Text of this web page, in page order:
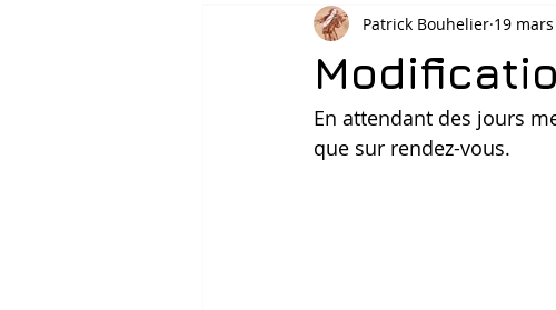
Patrick Bouhelier 19
En attendant des jours
que sur rendez-vous.